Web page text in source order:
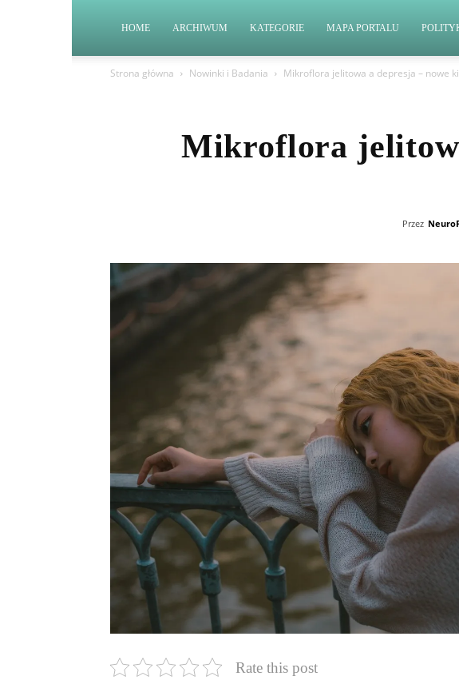
HOME ARCHIWUM KATEGORIE MAPA PORTALU
Strona główna Nowinki i Badania Mikroflora jelitowa a depresja – nowe
Mikroflora
Przez
Rate this post